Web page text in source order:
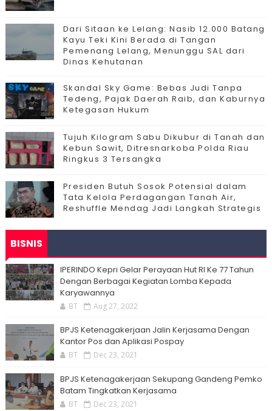
Dari Sitaan ke Lelang: Nasib 12.000 Batang
Kayu Teki Kini Berada di Tangan
Pemenang Lelang, Menunggu SAL dari
Dinas Kehutanan
Skandal Sky Game: Bebas Judi Tanpa
Tedeng, Pajak Daerah Raib, dan Kaburnya
Ketegasan Hukum
Tujuh Kilogram Sabu Dikubur di Tanah dan
Kebun Sawit, Ditresnarkoba Polda Riau
Ringkus 3 Tersangka
Presiden Butuh Sosok Potensial dalam
Tata Kelola Perdagangan Tanah Air,
Reshuffle Mendag Jadi Langkah Strategis
BISNIS
IPERINDO Kepri Gelar Perayaan Hut RI Ke 77 Tahun
Dengan Berbagai Kegiatan Lomba Kepada
Karyawannya
BT Aug 27, 2022
BPJS Ketenagakerjaan Jalin Kerjasama Dengan
Kantor Pos dan Aplikasi Pospay
BT Dec 23, 2021
BPJS Ketenagakerjaan Sekupang Gandeng Pemko
Batam Tingkatkan Kerjasama
BT Dec 23, 2021